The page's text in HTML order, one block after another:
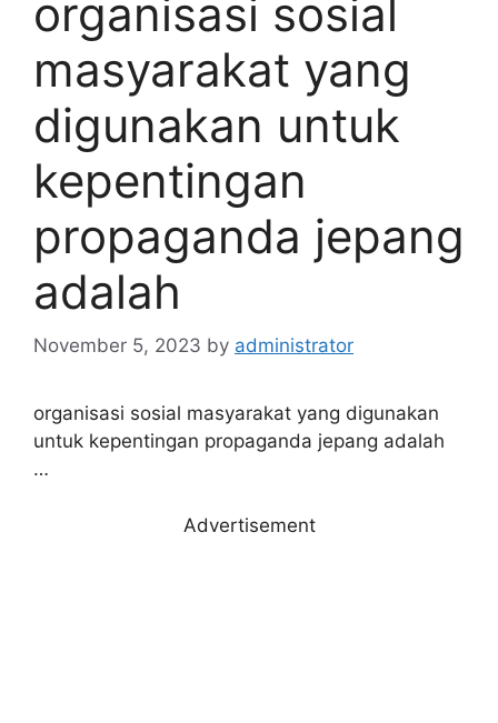
organisasi sosial
masyarakat yang
digunakan untuk
kepentingan
propaganda jepang
adalah
November 5, 2023 by administrator
organisasi sosial masyarakat yang digunakan
untuk kepentingan propaganda jepang adalah
…
Advertisement